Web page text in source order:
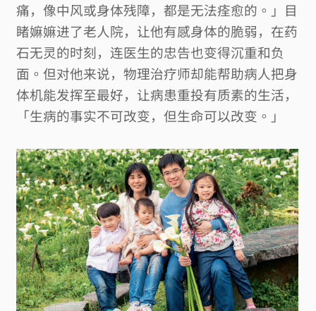
痛，像中风或身体残障，都是无法痊愈的。」目
睹嫲嫲进了老人院，让他有感身体的脆弱，在药
石无灵的时刻，连医生的忠告也变得沉重和负
面。但对他来说，物理治疗师却能帮助病人把身
体机能发挥至最好，让病患重投有质素的生活，
「生病的事实不可改变，但生命可以改变。」